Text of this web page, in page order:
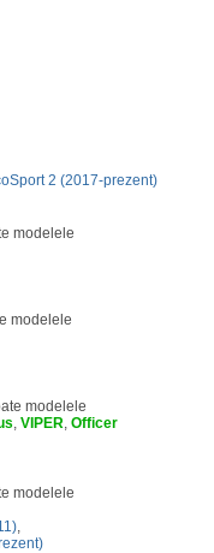
2 (2017-prezent)
modelele
modelele
modelele
, VIPER, Officer
modelele
,